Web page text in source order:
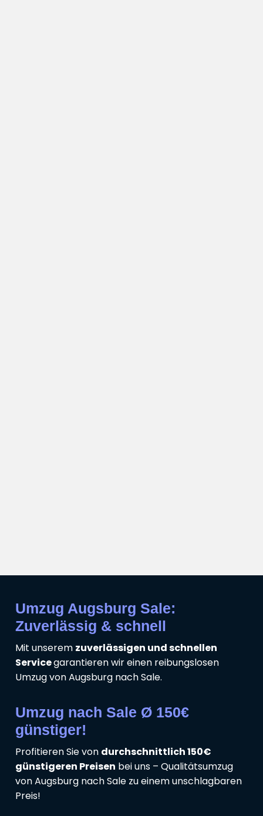
Umzug Augsburg Sale:
Zuverlässig & schnell
Mit unserem zuverlässigen und schnellen
Servicegarantieren wir einen reibungslosen
Umzug von Augsburg nach Sale.
Umzug nach Sale Ø 150€
günstiger!
Profitieren Sie von durchschnittlich 150€
günstigeren Preisen bei uns – Qualitätsumzug
von Augsburg nach Sale zu einem unschlagbaren
Preis!